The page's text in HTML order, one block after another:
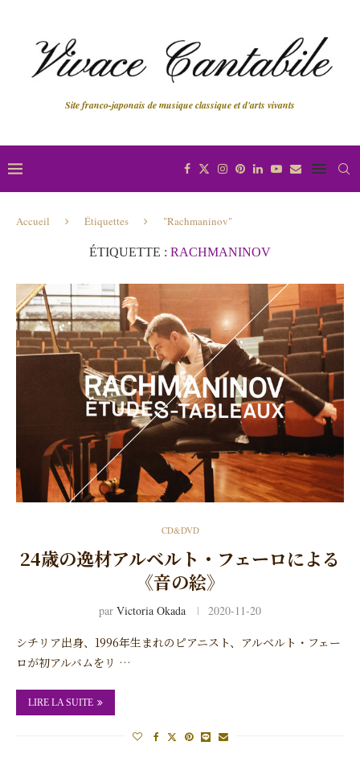
Site franco-japonais de musique classique et d'arts vivants
Accueil Étiquettes "Rachmaninov"
ÉTIQUETTE : RACHMANINOV
CD&DVD
24歳の逸材アルベルト・フェーロによる
《音の絵》
par Victoria Okada 2020-11-20
シチリア出身、1996年生まれのピアニスト、アルベルト・フェー
ロが初アルバムをリ …
LIRE LA SUITE